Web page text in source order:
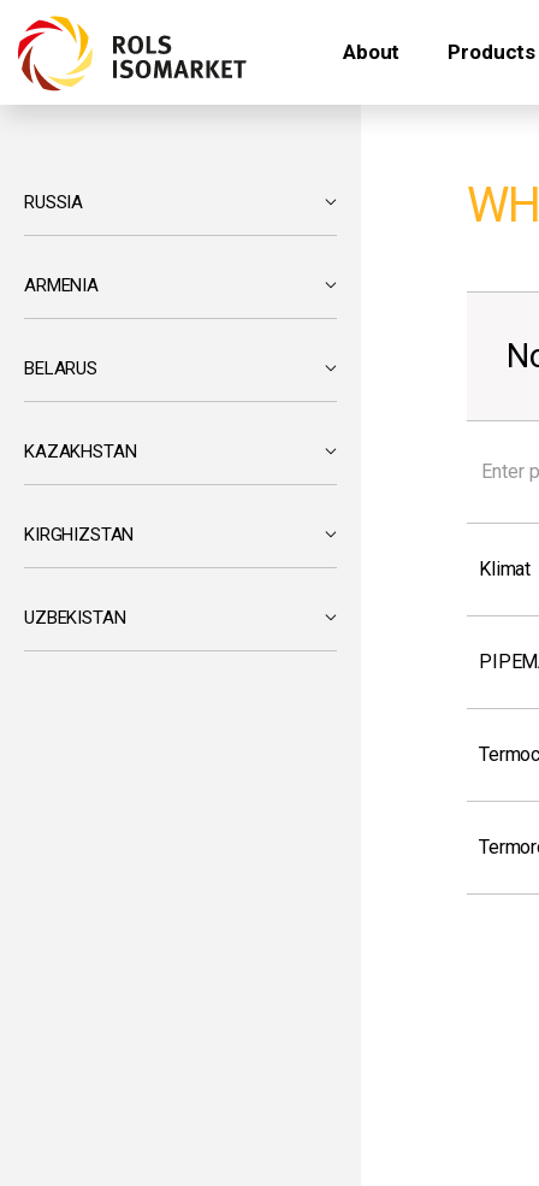
About Products
RUSSIA
ARMENIA
BELARUS
KAZAKHSTAN
KIRGHIZSTAN
UZBEKISTAN
Klimat